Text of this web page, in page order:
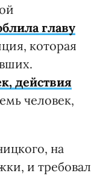
главу
которая
действия
человек,
на
и требовал